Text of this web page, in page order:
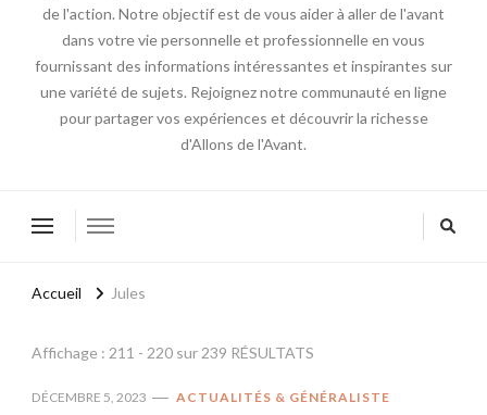
de l'action. Notre objectif est de vous aider à aller de l'avant
dans votre vie personnelle et professionnelle en vous
fournissant des informations intéressantes et inspirantes sur
une variété de sujets. Rejoignez notre communauté en ligne
pour partager vos expériences et découvrir la richesse
d'Allons de l'Avant.
Accueil Jules
Affichage : 211 - 220 sur 239 RÉSULTATS
DÉCEMBRE 5, 2023 ACTUALITÉS & GÉNÉRALISTE